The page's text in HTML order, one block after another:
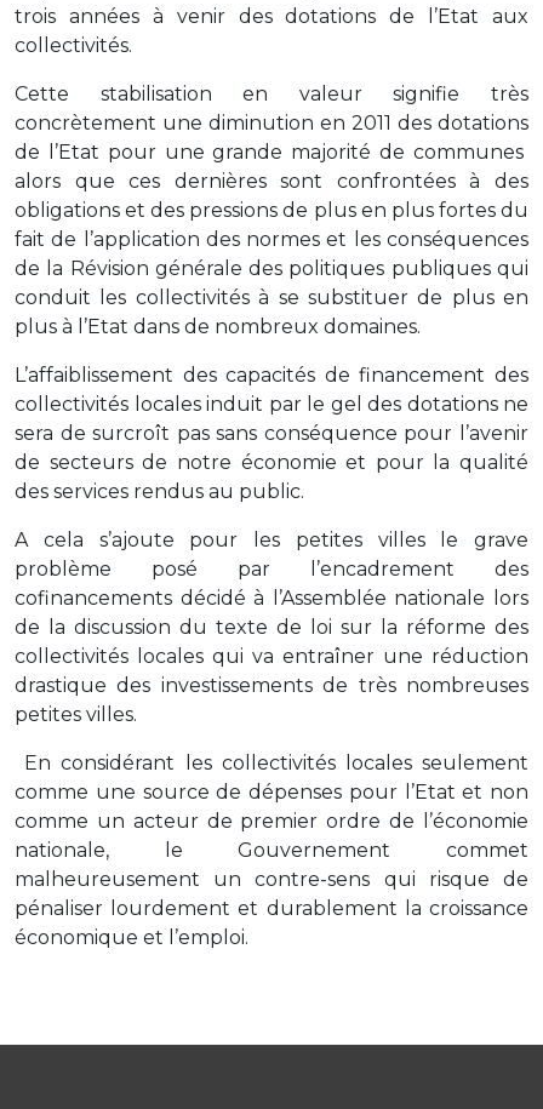
trois années à venir des dotations de l’Etat aux
collectivités.
Cette stabilisation en valeur signifie très
concrètement une diminution en 2011 des dotations
de l’Etat pour une grande majorité de communes
alors que ces dernières sont confrontées à des
obligations et des pressions de plus en plus fortes du
fait de l’application des normes et les conséquences
de la Révision générale des politiques publiques qui
conduit les collectivités à se substituer de plus en
plus à l’Etat dans de nombreux domaines.
L’affaiblissement des capacités de financement des
collectivités locales induit par le gel des dotations ne
sera de surcroît pas sans conséquence pour l’avenir
de secteurs de notre économie et pour la qualité
des services rendus au public.
A cela s’ajoute pour les petites villes le grave
problème posé par l’encadrement des
cofinancements décidé à l’Assemblée nationale lors
de la discussion du texte de loi sur la réforme des
collectivités locales qui va entraîner une réduction
drastique des investissements de très nombreuses
petites villes.
En considérant les collectivités locales seulement
comme une source de dépenses pour l’Etat et non
comme un acteur de premier ordre de l’économie
nationale, le Gouvernement commet
malheureusement un contre-sens qui risque de
pénaliser lourdement et durablement la croissance
économique et l’emploi.